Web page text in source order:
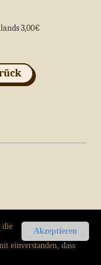
3,00€
Datenschutz-
Akzeptieren
die
einverstanden, dass